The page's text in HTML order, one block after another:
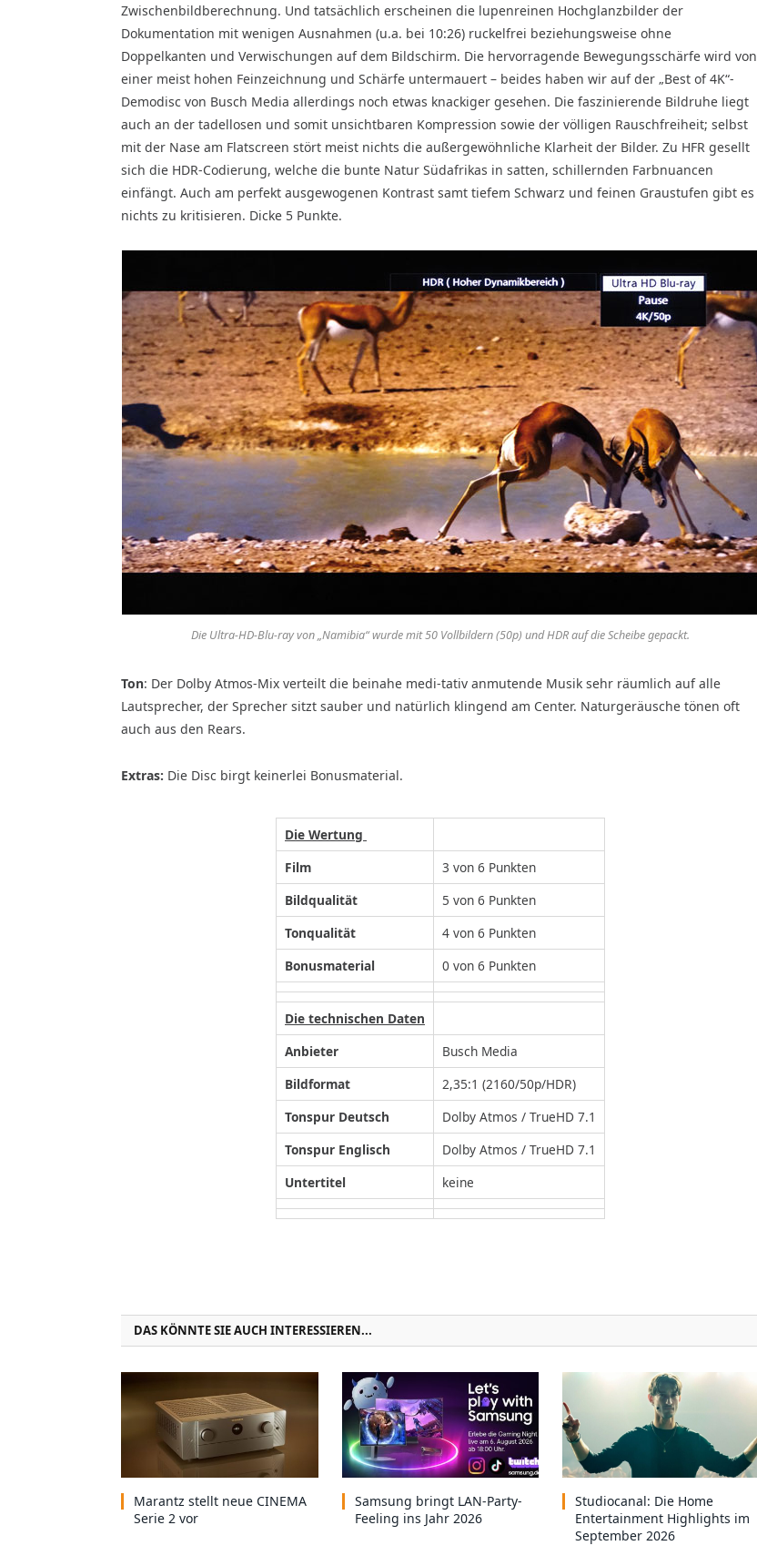
Zwischenbildberechnung. Und tatsächlich erscheinen die lupenreinen Hochglanzbilder der
Dokumentation mit wenigen Ausnahmen (u.a. bei 10:26) ruckelfrei beziehungsweise ohne
Doppelkanten und Verwischungen auf dem Bildschirm. Die hervorragende Bewegungsschärfe wird von
einer meist hohen Feinzeichnung und Schärfe untermauert – beides haben wir auf der „Best of 4K“-
Demodisc von Busch Media allerdings noch etwas knackiger gesehen. Die faszinierende Bildruhe liegt
auch an der tadellosen und somit unsichtbaren Kompression sowie der völligen Rauschfreiheit; selbst
mit der Nase am Flatscreen stört meist nichts die außergewöhnliche Klarheit der Bilder. Zu HFR gesellt
sich die HDR-Codierung, welche die bunte Natur Südafrikas in satten, schillernden Farbnuancen
einfängt. Auch am perfekt ausgewogenen Kontrast samt tiefem Schwarz und feinen Graustufen gibt es
nichts zu kritisieren. Dicke 5 Punkte.
Die Ultra-HD-Blu-ray von „Namibia“ wurde mit 50 Vollbildern (50p) und HDR auf die Scheibe gepackt.
Ton: Der Dolby Atmos-Mix verteilt die beinahe medi-tativ anmutende Musik sehr räumlich auf alle
Lautsprecher, der Sprecher sitzt sauber und natürlich klingend am Center. Naturgeräusche tönen oft
auch aus den Rears.
Extras: Die Disc birgt keinerlei Bonusmaterial.
Die Wertung
Film
3 von 6 Punkten
Bildqualität
5 von 6 Punkten
Tonqualität
4 von 6 Punkten
Bonusmaterial
0 von 6 Punkten
Die technischen Daten
Anbieter
Busch Media
Bildformat
2,35:1 (2160/50p/HDR)
Tonspur Deutsch
Dolby Atmos / TrueHD 7.1
Tonspur Englisch
Dolby Atmos / TrueHD 7.1
Untertitel
keine
DAS KÖNNTE SIE AUCH INTERESSIEREN...
Marantz stellt neue CINEMA
Serie 2 vor
Samsung bringt LAN-Party-
Feeling ins Jahr 2026
Studiocanal: Die Home
Entertainment Highlights im
September 2026